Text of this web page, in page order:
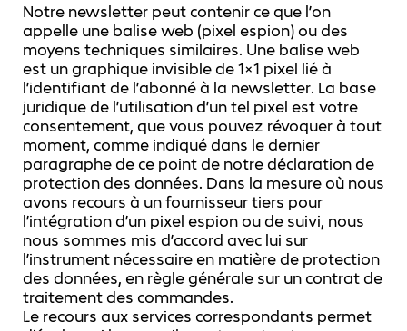
Notre newsletter peut contenir ce que l’on
appelle une balise web (pixel espion) ou des
moyens techniques similaires. Une balise web
est un graphique invisible de 1×1 pixel lié à
l’identifiant de l’abonné à la newsletter. La base
juridique de l’utilisation d’un tel pixel est votre
consentement, que vous pouvez révoquer à tout
moment, comme indiqué dans le dernier
paragraphe de ce point de notre déclaration de
protection des données. Dans la mesure où nous
avons recours à un fournisseur tiers pour
l’intégration d’un pixel espion ou de suivi, nous
nous sommes mis d’accord avec lui sur
l’instrument nécessaire en matière de protection
des données, en règle générale sur un contrat de
traitement des commandes.
Le recours aux services correspondants permet